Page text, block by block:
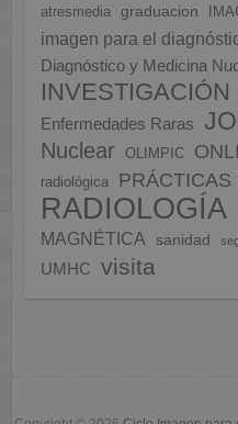
atresmedia
graduacion
imagen para el
Diagnóstico y Medicina
INVESTIGACIÓN
Enfermedades Raras
Nuclear
OLIMPIC
radiológica
PRÁCTICAS
RADIOLOGÍA
MAGNÉTICA
sanidad
UMHC visita